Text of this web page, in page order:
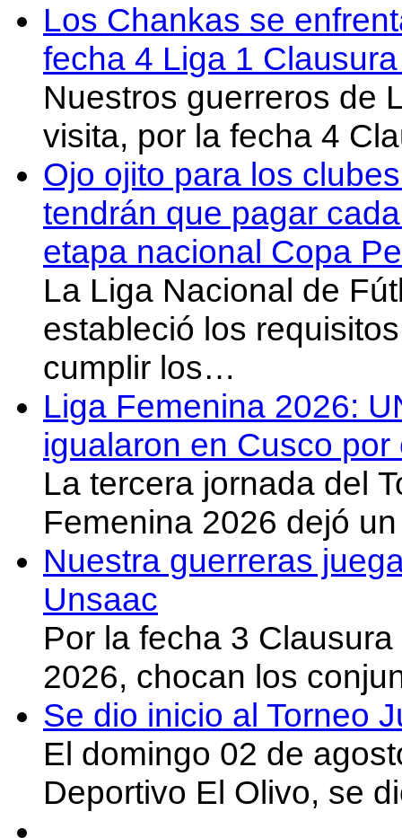
Los Chankas se
fecha 4 Liga 1
Nuestros guerreros de
visita, por la fecha 4
Ojo ojito para los
tendrán que pagar
etapa nacional Copa
La Liga Nacional de
estableció los
cumplir los…
Liga Femenina 2026:
igualaron en Cusco
La tercera jornada del
Femenina 2026 dejó
Nuestra guerreras
Unsaac
Por la fecha 3
2026, chocan los
Se dio inicio al Torneo
El domingo 02 de
Deportivo El Olivo, se